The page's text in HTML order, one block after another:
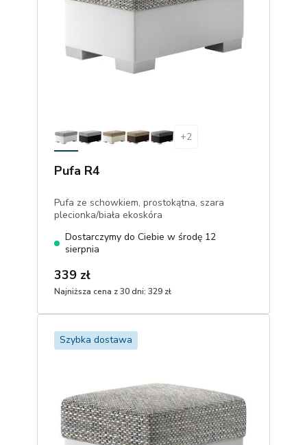
+2
Pufa R4
Pufa ze schowkiem, prostokątna, szara
plecionka/biała ekoskóra
Dostarczymy do Ciebie w środę 12
sierpnia
339 zł
Najniższa cena z 30 dni: 329 zł
1
Szybka dostawa